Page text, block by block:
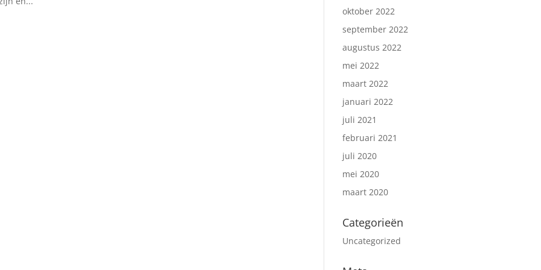
oktober 2022
september 2022
augustus 2022
mei 2022
maart 2022
januari 2022
juli 2021
februari 2021
juli 2020
mei 2020
maart 2020
Categorieën
Uncategorized